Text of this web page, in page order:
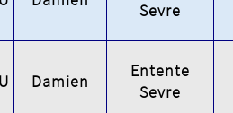
Sevre
Damien
Entente
Sevre